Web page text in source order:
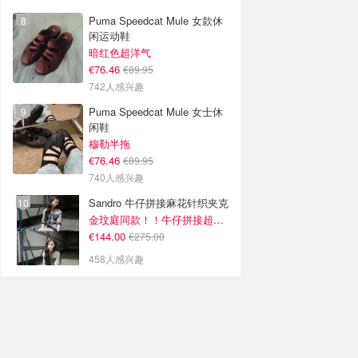
Puma Speedcat Mule 女款休
闲运动鞋
暗红色超洋气
€76.46 €89.95
742人感兴趣
Puma Speedcat Mule 女士休
闲鞋
穆勒半拖
€76.46 €89.95
740人感兴趣
Sandro 牛仔拼接麻花针织夹克
金玟庭同款！！牛仔拼接超有层次感
€144.00 €275.00
458人感兴趣